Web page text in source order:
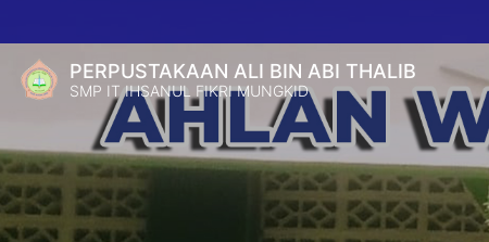
PERPUSTAKAAN ALI BIN ABI THALIB
SMP IT IHSANUL FIKRI MUNGKID